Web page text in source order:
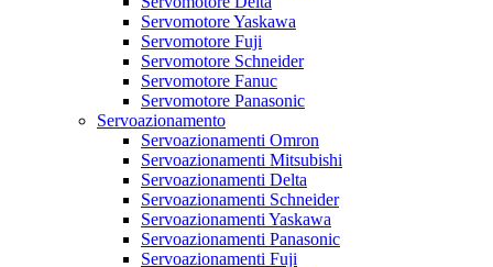
Servomotore Yaskawa
Servomotore Fuji
Servomotore Schneider
Servomotore Fanuc
Servomotore Panasonic
Servoazionamento
Servoazionamenti Omron
Servoazionamenti Mitsubishi
Servoazionamenti Delta
Servoazionamenti Schneider
Servoazionamenti Yaskawa
Servoazionamenti Panasonic
Servoazionamenti Fuji